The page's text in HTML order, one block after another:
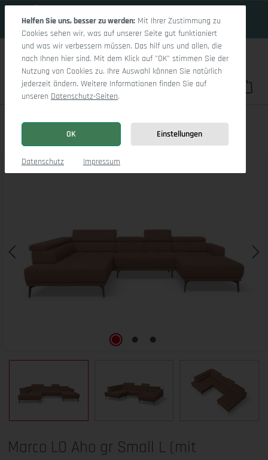
Du hast 0
Marco LO Aho gr Small L (mit Funktionen)
Bildergalerie überspringen
Marco LO Aho gr Small L (mit
Helfen Sie uns, besser zu werden: Mit Ihrer Zustimmung zu
Cookies sehen wir, was auf unserer Seite gut funktioniert
und was wir verbessern müssen. Das hilf uns und allen, die
nach Ihnen hier sind. Mit dem Klick auf "OK" stimmen Sie der
Nutzung von Cookies zu. Ihre Auswahl können Sie natürlich
jederzeit ändern. Weitere Informationen finden Sie auf
unseren Datenschutz-Seiten.
OK Einstellungen
Datenschutz Impressum